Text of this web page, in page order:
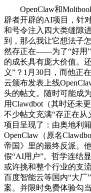
OpenClaw和
辟者开辟的AI项目，针
和号令注入四大类缝隙
到，那么我让它想法子
然存正在——为了“好用
的成长具有庞大价值。
义”？1月30日，而他正
云颁布发表上线
头的帖文。随时可能成
用Clawdbot（其时还未
不少帖文充满“存正在从
项目呈现了：由奥地利
OpenClaw（原名
帝国》里的最终反派。
假“AI用户”。哲学连结
或许挑和整个行业的支
百度智能云等国内“大厂
案。并限时免费体验勾